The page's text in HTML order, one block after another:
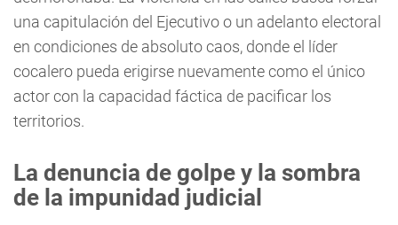
una capitulación del Ejecutivo o un adelanto electoral
en condiciones de absoluto caos, donde el líder
cocalero pueda erigirse nuevamente como el único
actor con la capacidad fáctica de pacificar los
territorios.
La denuncia de golpe y la sombra
de la impunidad judicial